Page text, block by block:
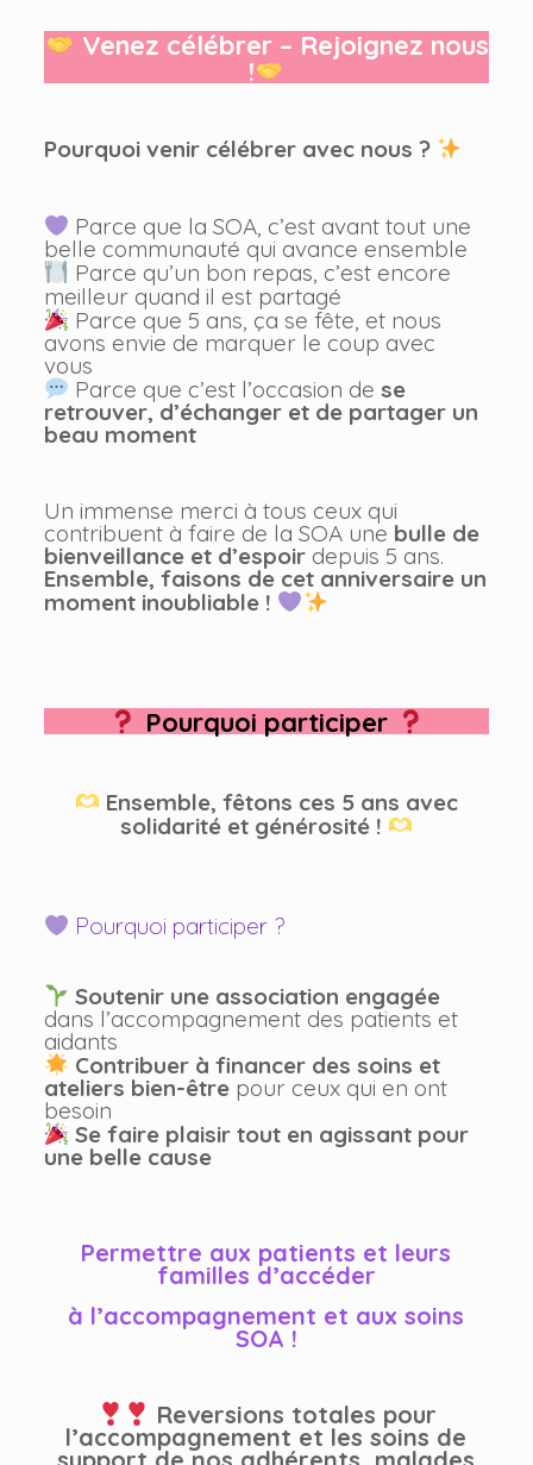
Venez célébrer – Rejoignez nous
!
Pourquoi venir célébrer avec nous ?
Parce que la SOA, c’est avant tout une
belle communauté qui avance ensemble
Parce qu’un bon repas, c’est encore
meilleur quand il est partagé
Parce que 5 ans, ça se fête, et nous
avons envie de marquer le coup avec
vous
Parce que c’est l’occasion dese
retrouver, d’échanger et de partager un
beau moment
Un immense merci à tous ceux qui
contribuent à faire de la SOA une bulle de
bienveillance et d’espoirdepuis 5 ans.
Ensemble, faisons de cet anniversaire un
moment inoubliable !
Pourquoi participer
Ensemble, fêtons ces 5 ans avec
solidarité et générosité !
Pourquoi participer ?
Soutenir une association engagée
dans l’accompagnement des patients et
aidants
Contribuer à financer des soins et
ateliers bien-êtrepour ceux qui en ont
besoin
Se faire plaisir tout en agissant pour
une belle cause
Permettre aux patients et leurs
familles d’accéder
à l’accompagnement et aux soins
SOA !
Reversions totales pour
l’accompagnement et les soins de